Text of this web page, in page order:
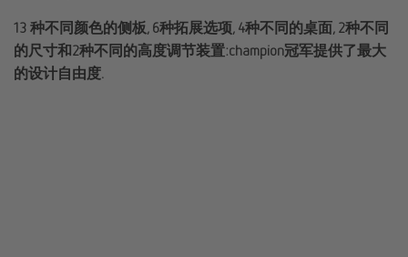
13 种不同颜色的侧板, 6种拓展选项, 4种不同的桌面, 2种不同
的尺寸和2种不同的高度调节装置:champion冠军提供了最大
的设计自由度.